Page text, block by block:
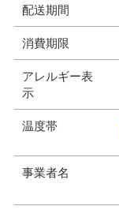
配送期間
消費期限
アレルギー表
示
温度帯
事業者名